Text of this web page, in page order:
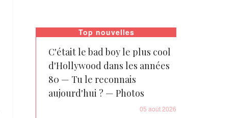
Top nouvelles
C'était le bad boy le plus cool
d'Hollywood dans les années
80 — Tu le reconnais
aujourd'hui ? — Photos
05 août 2026